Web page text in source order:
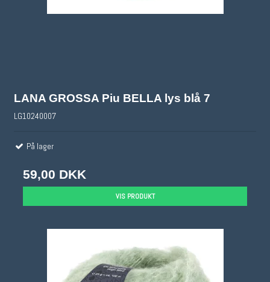
LANA GROSSA Piu BELLA lys blå 7
LG10240007
På lager
59,00 DKK
VIS PRODUKT